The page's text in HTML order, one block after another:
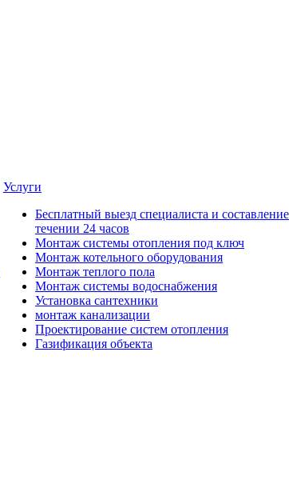
Услуги
Бесплатный выезд специалиста и
течении 24 часов
Монтаж системы отопления под ключ
Монтаж котельного оборудования
Монтаж теплого пола
Монтаж системы водоснабжения
Установка сантехники
монтаж канализации
Проектирование систем отопления
Газификация объекта